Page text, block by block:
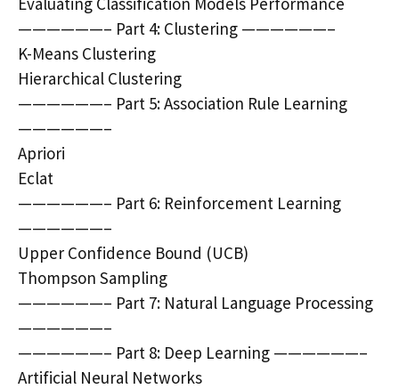
——————– Part 4: Clustering ——————–
K-Means Clustering
Hierarchical Clustering
——————– Part 5: Association Rule Learning
——————–
Apriori
Eclat
——————– Part 6: Reinforcement Learning
——————–
Upper Confidence Bound (UCB)
Thompson Sampling
——————– Part 7: Natural Language Processing
——————–
——————– Part 8: Deep Learning ——————–
Artificial Neural Networks